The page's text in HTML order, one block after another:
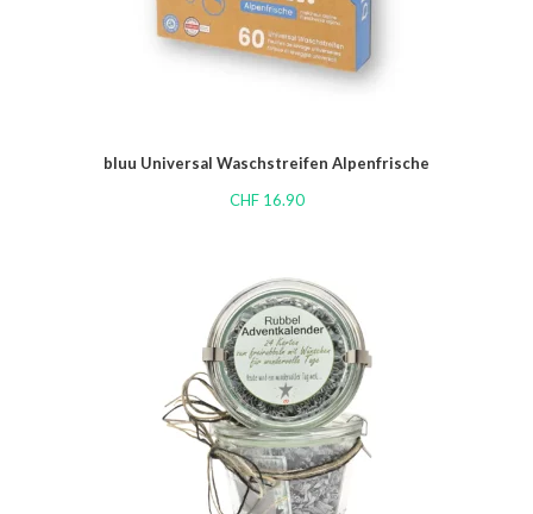
bluu Universal Waschstreifen Alpenfrische
CHF16.90